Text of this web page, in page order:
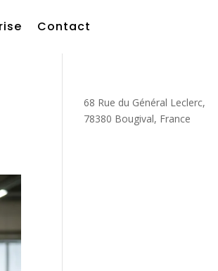
Contact
68 Rue du Général Leclerc,
78380 Bougival, France